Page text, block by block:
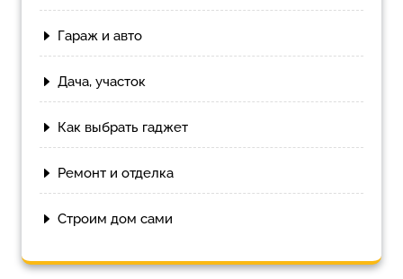
Гараж и авто
Дача, участок
Как выбрать гаджет
Ремонт и отделка
Строим дом сами